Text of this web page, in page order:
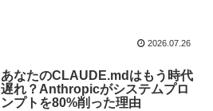
2026.07.26
あなたのCLAUDE.mdはもう時代
遅れ？Anthropicがシステムプロ
ンプトを80%削った理由